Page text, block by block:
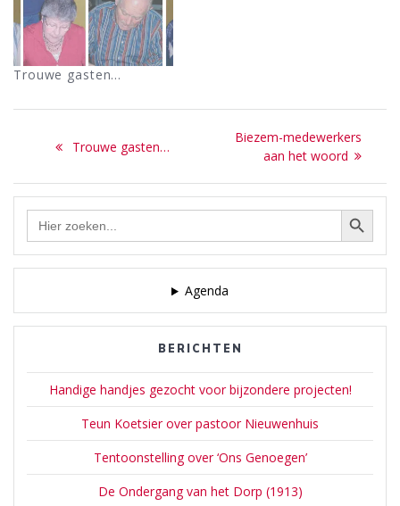
Trouwe gasten…
navigatie
Previous
Trouwe gasten…
Next
Biezem-medewerkers
aan het woord
Zoek Zoekknop
Agenda
BERICHTEN
Handige handjes gezocht voor bijzondere projecten!
Teun Koetsier over pastoor Nieuwenhuis
Tentoonstelling over ‘Ons Genoegen’
De Ondergang van het Dorp (1913)